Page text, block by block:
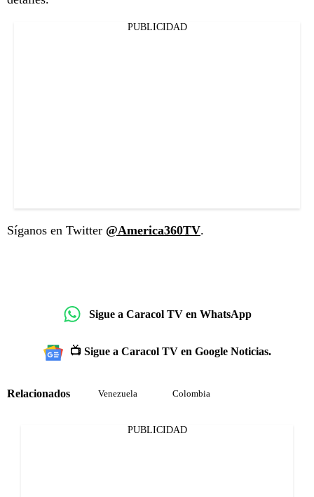
PUBLICIDAD
Síganos en Twitter @America360TV.
Sigue a Caracol TV en WhatsApp
📺 Sigue a Caracol TV en Google Noticias.
Relacionados Venezuela Colombia
PUBLICIDAD